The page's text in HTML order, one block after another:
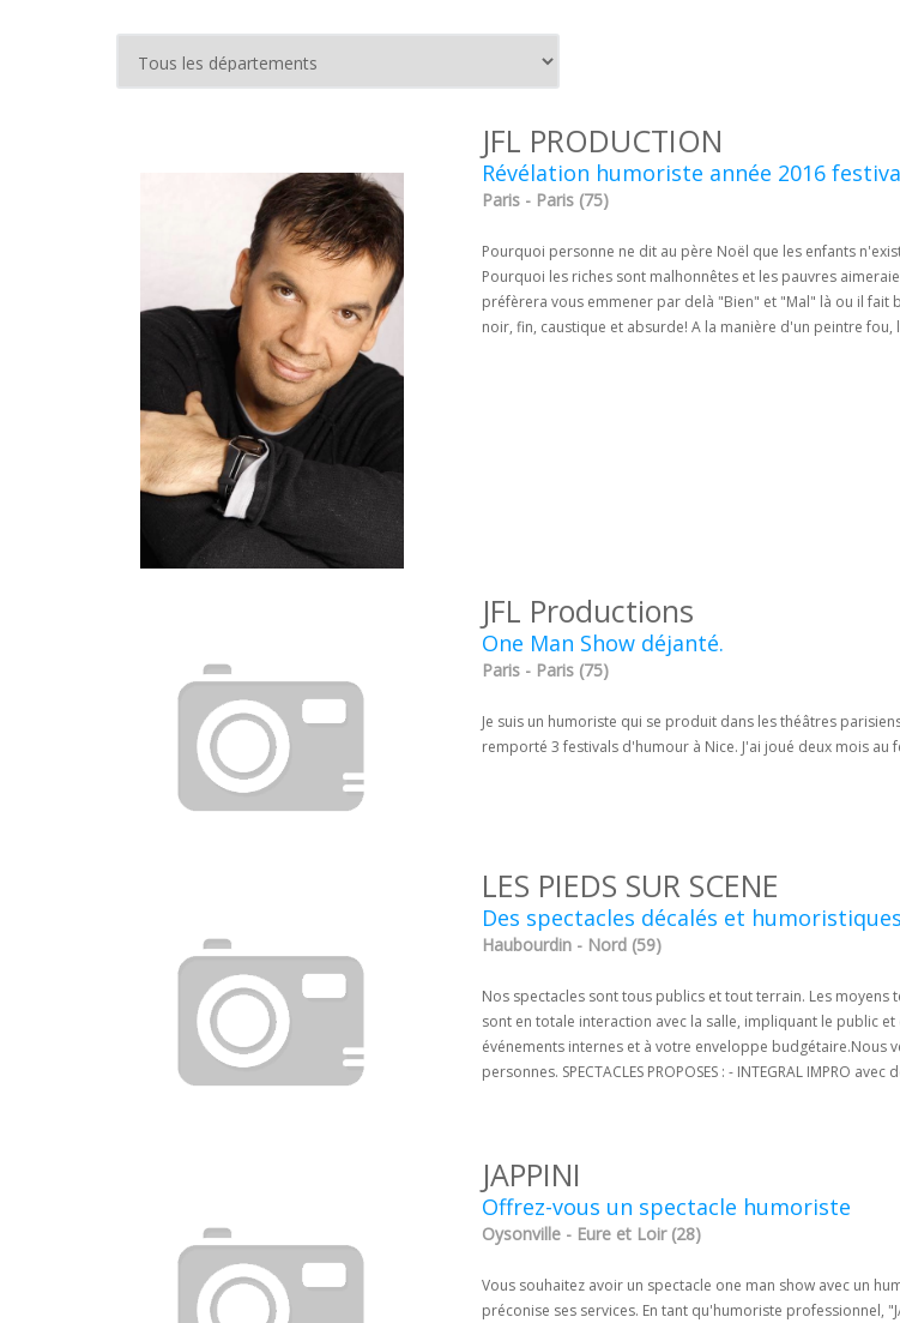
JFL PRODUCTION
Révélation humoriste année 2016
Paris - Paris (75)
Pourquoi personne ne dit au père Noël que les enfants
Pourquoi les riches sont malhonnêtes et les pauvres
préfèrera vous emmener par delà "Bien" et "Mal" là ou il fait
noir, fin, caustique et absurde! A la manière d'un peintre fou,
JFL Productions
One Man Show déjanté.
Paris - Paris (75)
Je suis un humoriste qui se produit dans les théâtres
remporté 3 festivals d'humour à Nice. J'ai joué deux mois au
LES PIEDS SUR SCENE
Des spectacles décalés et
Haubourdin - Nord (59)
Nos spectacles sont tous publics et tout terrain. Les
sont en totale interaction avec la salle, impliquant le public
événements internes et à votre enveloppe budgétaire.
personnes. SPECTACLES PROPOSES : - INTEGRAL IMPRO
JAPPINI
Offrez-vous un spectacle humoriste
Oysonville - Eure et Loir (28)
Vous souhaitez avoir un spectacle one man show avec un
préconise ses services. En tant qu'humoriste professionnel,